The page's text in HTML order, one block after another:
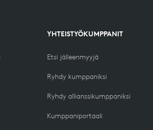
YHTEISTYÖKUMPPANIT
Etsi jälleenmyyjä
Ryhdy kumppaniksi
Ryhdy allianssikumppaniksi
Kumppaniportaali